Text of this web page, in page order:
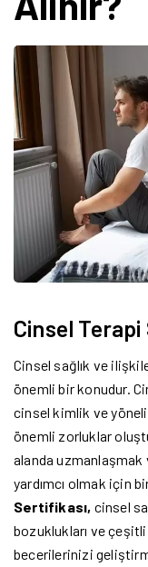
Cinsel Terapi
Cinsel sağlık ve
önemli bir konudur.
cinsel kimlik ve
önemli zorluklar
alanda uzmanlaşmak
yardımcı olmak için
Sertifikası, cinsel
bozuklukları ve
becerilerinizi